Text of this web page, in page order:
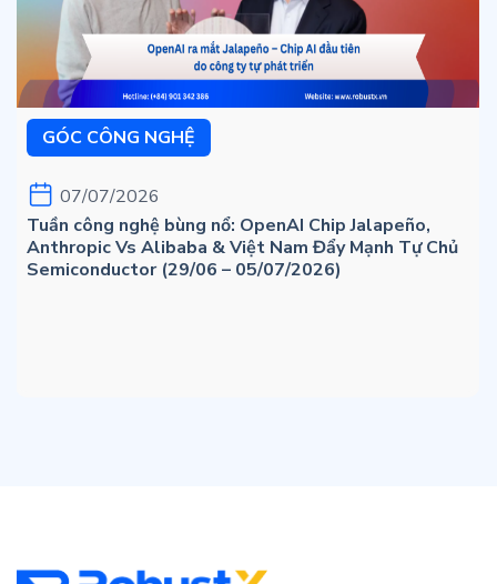
GÓC CÔNG NGHỆ
07/07/2026
Tuần công nghệ bùng nổ: OpenAI Chip Jalapeño,
Anthropic Vs Alibaba & Việt Nam Đẩy Mạnh Tự Chủ
Semiconductor (29/06 – 05/07/2026)